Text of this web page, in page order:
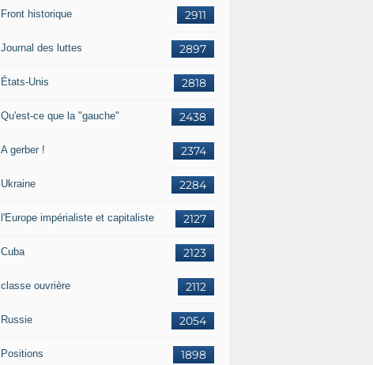
2911
Front historique
2897
Journal des luttes
2818
États-Unis
2438
Qu'est-ce que la "gauche"
2374
A gerber !
2284
Ukraine
2127
l'Europe impérialiste et capitaliste
2123
Cuba
2112
classe ouvrière
2054
Russie
1898
Positions